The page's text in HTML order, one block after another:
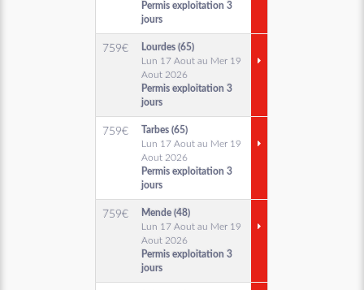
Permis exploitation 3
jours
759€
Lourdes (65)
Lun 17 Aout au Mer 19
Aout 2026
Permis exploitation 3
jours
759€
Tarbes (65)
Lun 17 Aout au Mer 19
Aout 2026
Permis exploitation 3
jours
759€
Mende (48)
Lun 17 Aout au Mer 19
Aout 2026
Permis exploitation 3
jours